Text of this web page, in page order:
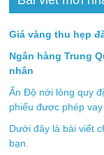
Giá vàng thu hẹp
Ngân hàng Trung
nhân
Ấn Độ nới lỏng quy
phiếu được phép vay
Dưới đây là bài viết
bạn.